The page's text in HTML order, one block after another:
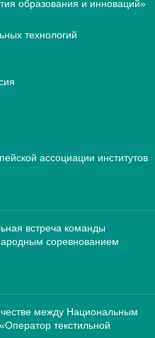
образования и инноваций»
технологий
ассоциации институтов
встреча команды
соревнованием
между Национальным
текстильной